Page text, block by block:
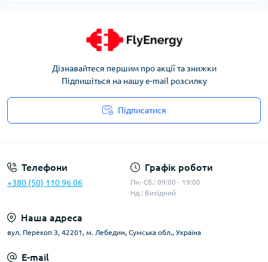
Дізнавайтеся першим про акції та знижки
Підпишіться на нашу e-mail розсилку
Підписатися
Телефони
+380 (50) 110 96 06
Графік роботи
Пн.-Сб.: 09:00 - 19:00
Нд.: Вихідний
Наша адреса
вул. Перекоп 3, 42201, м. Лебедин, Сумська обл., Україна
E-mail